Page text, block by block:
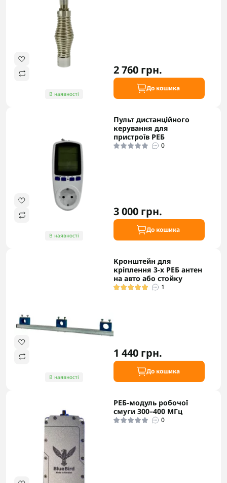
В наявності
2 760 грн.
До кошика
В наявності
Пульт дистанційного
керування для
пристроїв РЕБ
0
3 000 грн.
До кошика
В наявності
Кронштейн для
кріплення 3-х РЕБ антен
на авто або стойку
1
1 440 грн.
До кошика
РЕБ-модуль робочої
смуги 300–400 МГц
0